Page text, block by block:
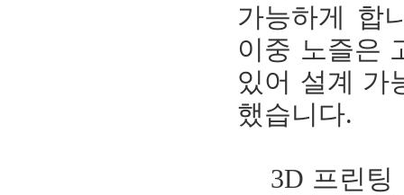
가능하게 합
이중 노즐은
있어 설계 가
했습니다.
3D 프린팅